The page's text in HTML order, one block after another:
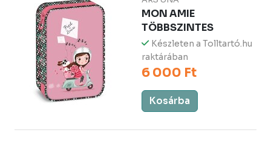
MON AMIE
TÖBBSZINTES
Készleten a Tolltartó.hu
raktárában
6 000 Ft
Kosárba